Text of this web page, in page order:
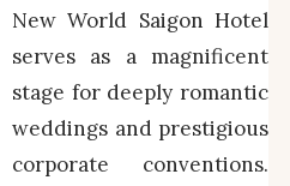
New World Saigon Hotel
serves as a magnificent
stage for deeply romantic
weddings and prestigious
corporate conventions.